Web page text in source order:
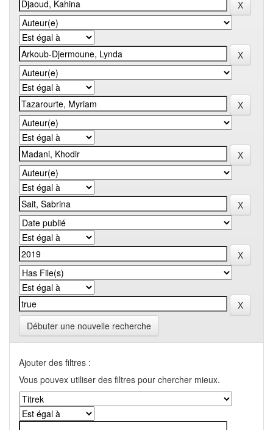
Débuter une nouvelle recherche
Ajouter des filtres :
Vous pouvex utiliser des filtres pour chercher mieux.